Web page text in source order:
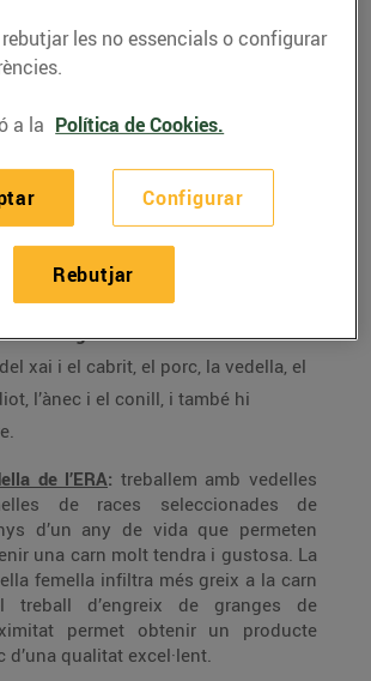
talls de la
t’oferim és de màxima qualitat,
una gran varietat d’animals i
xai i el cabrit, el porc, la vedella, el
l’ànec i el conill, i també hi
de l’ERA: treballem amb vedelles
de races seleccionades de
d’un any de vida que permeten
una carn molt tendra i gustosa. La
femella infiltra més greix a la carn
treball d’engreix de granges de
permet obtenir un producte
d’una qualitat excel·lent.
les no essencials o configurar
a la Política de Cookies.
Configurar
Rebutjar